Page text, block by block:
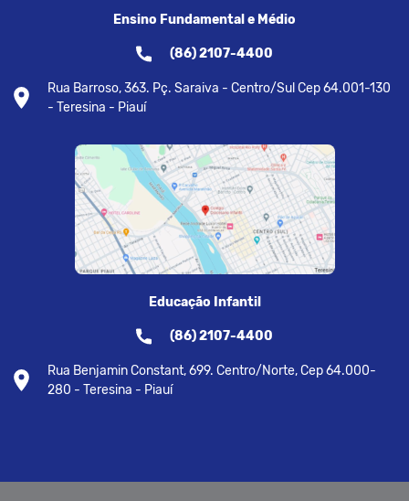
Ensino Fundamental e Médio
(86) 2107-4400
Rua Barroso, 363. Pç. Saraiva - Centro/Sul Cep 64.001-130
- Teresina - Piauí
Educação Infantil
(86) 2107-4400
Rua Benjamin Constant, 699. Centro/Norte, Cep 64.000-
280 - Teresina - Piauí